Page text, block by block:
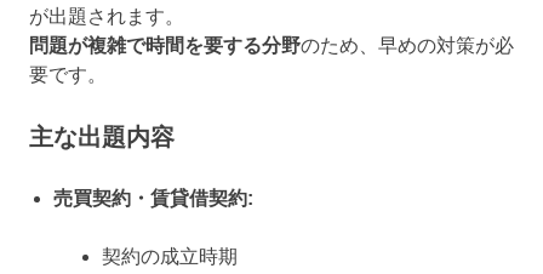
が出題されます。
問題が複雑で時間を要する分野のため、早めの対策が必
要です。
主な出題内容
売買契約・賃貸借契約:
契約の成立時期